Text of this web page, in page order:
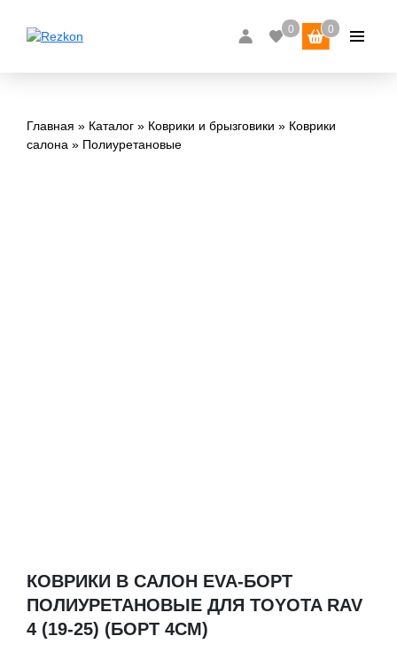
Главная Каталог Коврики и брызговики
Коврики
салона
Полиуретановые
КОВРИКИ В САЛОН EVA-БОРТ
ПОЛИУРЕТАНОВЫЕ ДЛЯ TOYOTA RAV
4 (19-25) (БОРТ 4СМ)